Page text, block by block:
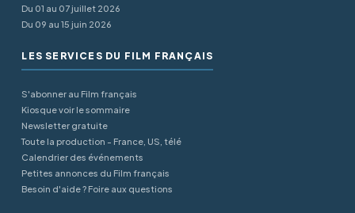
Du 01 au 07 juillet 2026
Du 09 au 15 juin 2026
LES SERVICES DU FILM FRANÇAIS
S'abonner au Film français
Kiosque voir le sommaire
Newsletter gratuite
Toute la production - France, US, télé
Calendrier des événements
Petites annonces du Film français
Besoin d'aide ? Foire aux questions